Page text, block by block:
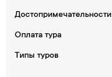
Достопримечательности
Оплата тура
Типы туров